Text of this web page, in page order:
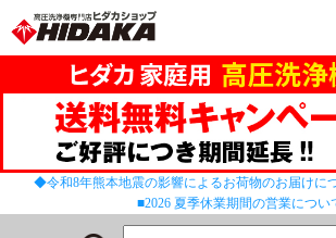
◆令和8年熊本地震の影響によるお荷物のお届けに
■2026 夏季休業期間の営業につい